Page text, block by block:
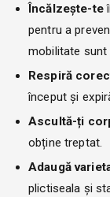
Încălzește-te
pentru a
mobilitate sunt
Respiră
început și
Ascultă-ți
obține treptat.
Adaugă
plictiseala și